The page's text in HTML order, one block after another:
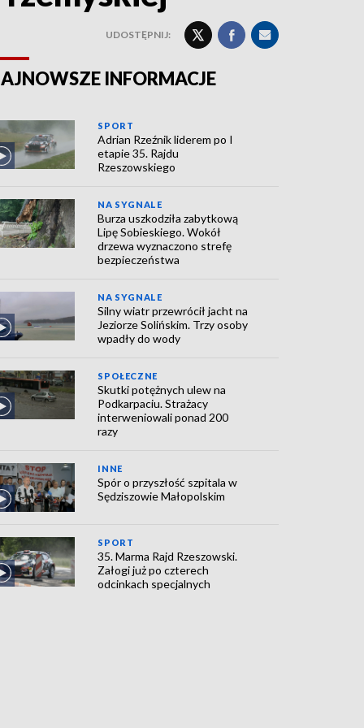
UDOSTĘPNIJ:
INFORMACJE
SPORT
Adrian Rzeźnik liderem po I
etapie 35. Rajdu
Rzeszowskiego
NA SYGNALE
Burza uszkodziła zabytkową
Lipę Sobieskiego. Wokół
drzewa wyznaczono strefę
bezpieczeństwa
NA SYGNALE
Silny wiatr przewrócił jacht na
Jeziorze Solińskim. Trzy osoby
wpadły do wody
SPOŁECZNE
Skutki potężnych ulew na
Podkarpaciu. Strażacy
interweniowali ponad 200
razy
INNE
Spór o przyszłość szpitala w
Sędziszowie Małopolskim
SPORT
35. Marma Rajd Rzeszowski.
Załogi już po czterech
odcinkach specjalnych